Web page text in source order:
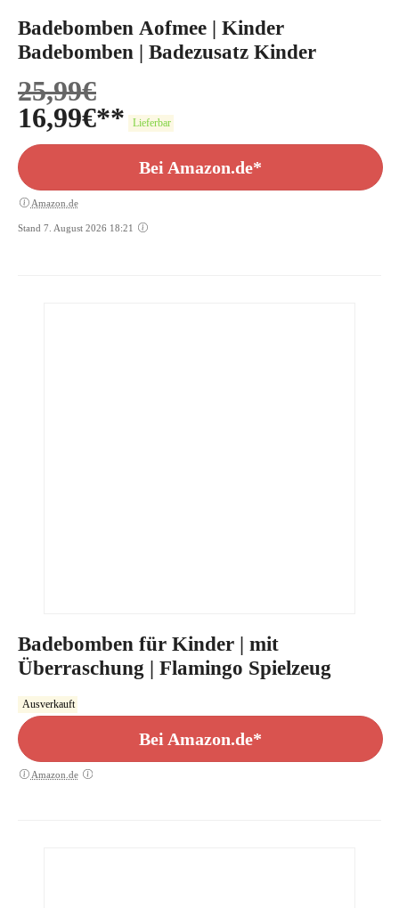
Badebomben Aofmee | Kinder
Badebomben | Badezusatz Kinder
25,99€
16,99€ Lieferbar
Bei Amazon.de*
Amazon.de
Stand 7. August 2026 18:21
Badebomben für Kinder | mit
Überraschung | Flamingo Spielzeug
Ausverkauft
Bei Amazon.de*
Amazon.de